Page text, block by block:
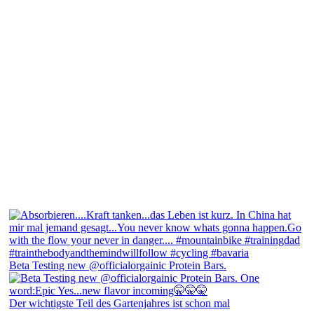
Beta Testing new @officialorgainic Protein Bars.
Der wichtigste Teil des Gartenjahres ist schon mal